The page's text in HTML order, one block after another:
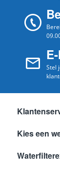
Stel
Kies een